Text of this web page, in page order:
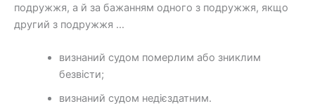
подружжя, а й за бажанням одного з подружжя, якщо
другий з подружжя …
визнаний судом померлим або зниклим
безвісти;
визнаний судом недієздатним.